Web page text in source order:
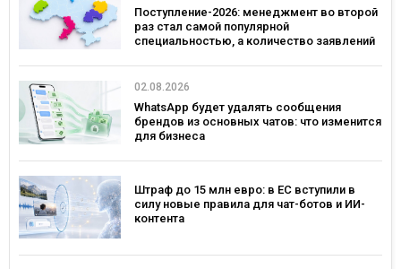
Поступление-2026: менеджмент во второй
раз стал самой популярной
специальностью, а количество заявлений
02.08.2026
WhatsApp будет удалять сообщения
брендов из основных чатов: что изменится
для бизнеса
Штраф до 15 млн евро: в ЕС вступили в
силу новые правила для чат-ботов и ИИ-
контента